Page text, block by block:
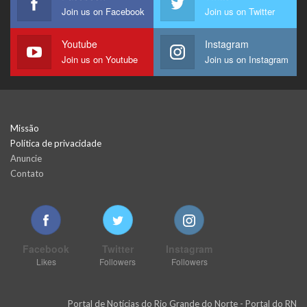
Join us on Facebook Join us on Twitter
Youtube
Join us on Youtube
Instagram
Join us on Instagram
Missão
Política de privacidade
Anuncie
Contato
Facebook
Likes
Twitter
Followers
Instagram
Followers
Portal de Notícias do Rio Grande do Norte - Portal do RN